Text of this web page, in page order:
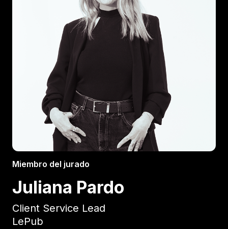
Boletería
Miembro del jurado
Juliana Pardo
Client Service Lead
LePub